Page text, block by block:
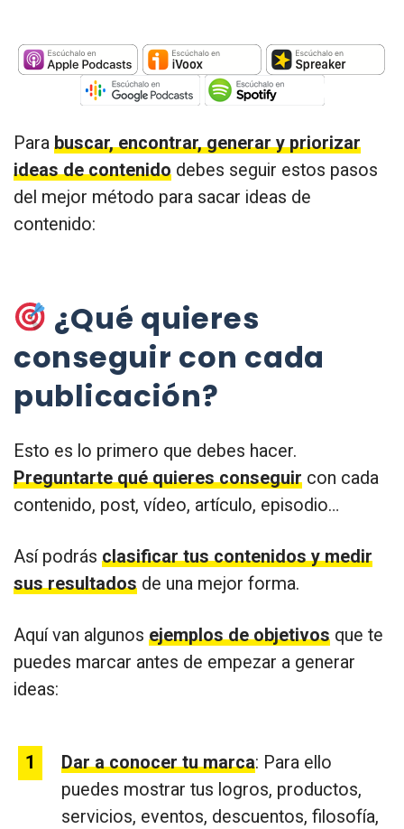
Para buscar, encontrar, generar y priorizar
ideas de contenido debes seguir estos pasos
del mejor método para sacar ideas de
contenido:
¿Qué quieres
conseguir con cada
publicación?
Esto es lo primero que debes hacer.
Preguntarte qué quieres conseguir con cada
contenido, post, vídeo, artículo, episodio…
Así podrás clasificar tus contenidos y medir
sus resultados de una mejor forma.
Aquí van algunos ejemplos de objetivos que te
puedes marcar antes de empezar a generar
ideas:
Dar a conocer tu marca: Para ello
puedes mostrar tus logros, productos,
servicios, eventos, descuentos, filosofía,